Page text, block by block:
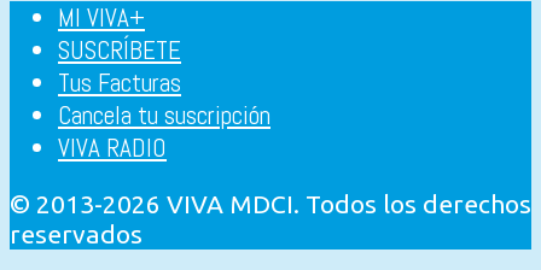
MI VIVA+
SUSCRÍBETE
Tus Facturas
Cancela tu suscripción
VIVA RADIO
© 2013-2026 VIVA MDCI. Todos los derechos
reservados